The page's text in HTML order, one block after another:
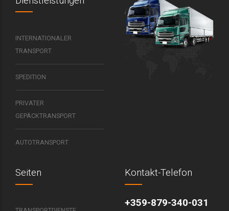
INTERNATIONALER
TRANSPORT
SPEDITION
PRIVATER
GEPÄCKTRANSPORT
AUTOTRANSPORT
Seiten Kontakt-Telefon
+359-879-340-031